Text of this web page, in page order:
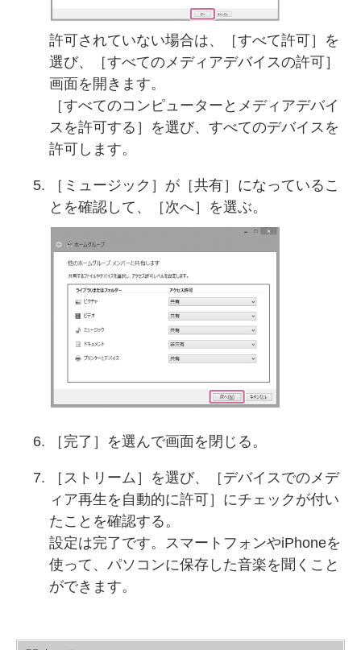
許可されていない場合は、［すべて許可］を
選び、［すべてのメディアデバイスの許可］
画面を開きます。
［すべてのコンピューターとメディアデバイ
スを許可する］を選び、すべてのデバイスを
許可します。
［ミュージック］が［共有］になっているこ
とを確認して、［次へ］を選ぶ。
［完了］を選んで画面を閉じる。
［ストリーム］を選び、［デバイスでのメデ
ィア再生を自動的に許可］にチェックが付い
たことを確認する。
設定は完了です。スマートフォンやiPhoneを
使って、パソコンに保存した音楽を聞くこと
ができます。